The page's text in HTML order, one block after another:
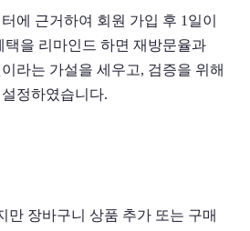
에 근거하여 회원 가입 후 1일이
택을 리마인드 하면 재방문율과
라는 가설을 세우고, 검증을 위해
정하였습니다.
만 장바구니 상품 추가 또는 구매